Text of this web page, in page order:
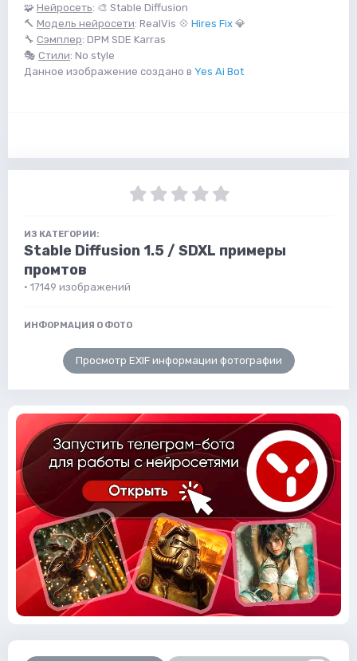
🧩 Нейросеть: 🎨 Stable Diffusion
🔨 Модель нейросети: RealVis 💠 Hires Fix 💎
🔧 Сэмплер: DPM SDE Karras
🎭 Стили: No style
Данное изображение создано в Yes Ai Bot
ИЗ КАТЕГОРИИ:
Stable Diffusion 1.5 / SDXL примеры
промтов
· 17149 изображений
ИНФОРМАЦИЯ О ФОТО
Просмотр EXIF информации фотографии